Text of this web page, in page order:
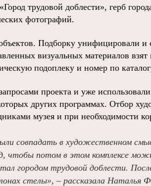
трудовой доблести», герб
фотографий.
Подборку унифицировали и
визуальных материалов
подоплеку и номер по
проекта и уже
других программах. Отбор
музея и при необходимости
совпадать в художественном
чтобы потом в этом комплексе
городом трудовой доблести.
стелы», – рассказала Наталья